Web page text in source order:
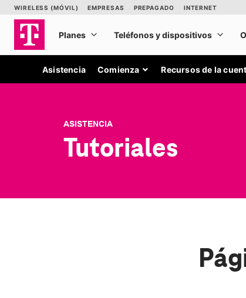
Asistencia Comienza Recursos de la
ASISTENCIA
Tutoriales